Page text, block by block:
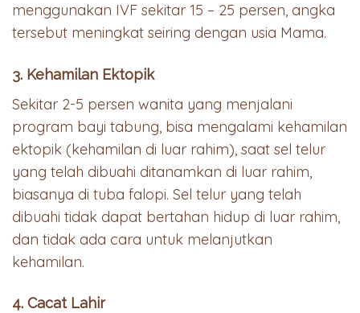
menggunakan IVF sekitar 15 – 25 persen, angka
tersebut meningkat seiring dengan usia Mama.
3. Kehamilan Ektopik
Sekitar 2-5 persen wanita yang menjalani
program bayi tabung, bisa mengalami kehamilan
ektopik (kehamilan di luar rahim), saat sel telur
yang telah dibuahi ditanamkan di luar rahim,
biasanya di tuba falopi. Sel telur yang telah
dibuahi tidak dapat bertahan hidup di luar rahim,
dan tidak ada cara untuk melanjutkan
kehamilan.
4. Cacat Lahir